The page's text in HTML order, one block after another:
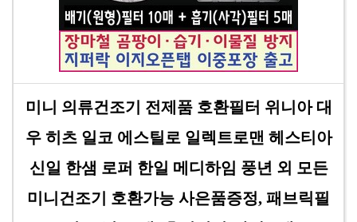
미니 의류건조기 전제품 호환필터 위니아 대
우 히츠 일코 에스틸로 일렉트로맨 헤스티아
신일 한샘 로퍼 한일 메디하임 풍년 외 모든
미니건조기 호환가능 사은품증정, 패브릭필